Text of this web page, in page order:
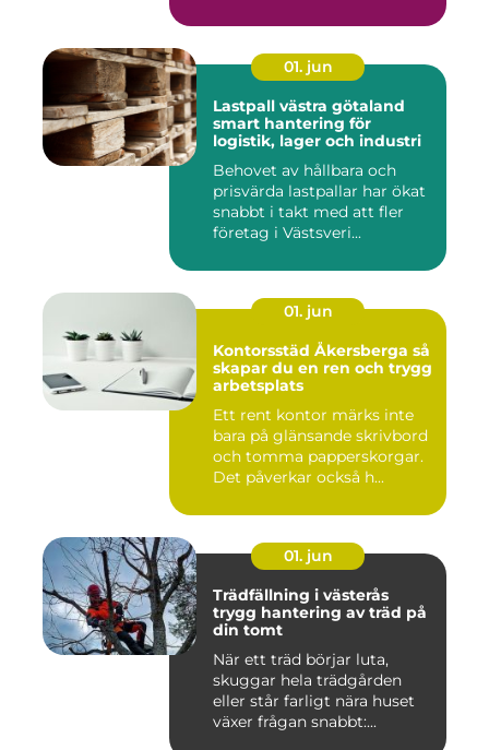
01. jun
Lastpall västra götaland
smart hantering för
logistik, lager och industri
Behovet av hållbara och
prisvärda lastpallar har ökat
snabbt i takt med att fler
företag i Västsveri...
01. jun
Kontorsstäd Åkersberga så
skapar du en ren och trygg
arbetsplats
Ett rent kontor märks inte
bara på glänsande skrivbord
och tomma papperskorgar.
Det påverkar också h...
01. jun
Trädfällning i västerås
trygg hantering av träd på
din tomt
När ett träd börjar luta,
skuggar hela trädgården
eller står farligt nära huset
växer frågan snabbt:...